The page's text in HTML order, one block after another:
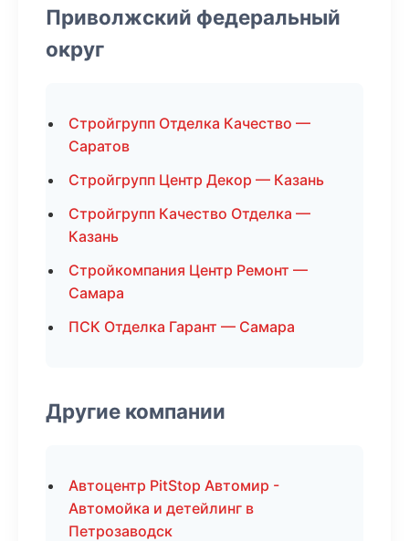
Приволжский федеральный
округ
Стройгрупп Отделка Качество —
Саратов
Стройгрупп Центр Декор — Казань
Стройгрупп Качество Отделка —
Казань
Стройкомпания Центр Ремонт —
Самара
ПСК Отделка Гарант — Самара
Другие компании
Автоцентр PitStop Автомир -
Автомойка и детейлинг в
Петрозаводск